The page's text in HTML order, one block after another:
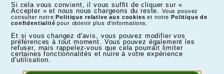
Si cela vous convient, il vous suffit de cliquer sur «
Accepter » et nous nous chargeons du reste.
Vous pouvez
consulter notrePolitique relative aux cookies et notrePolitique de
confidentialité pour obtenir plus d'informations.
Et si vous changez d'avis, vous pouvez modifier vos
préférences à tout moment. Vous pouvez également les
refuser, mais rappelez-vous que cela pourrait limiter
certaines fonctionnalités et nuire à votre expérience
d'utilisation.